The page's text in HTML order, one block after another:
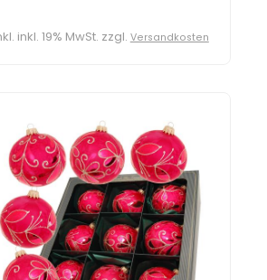
inkl. 19% MwSt. zzgl. Versandkosten